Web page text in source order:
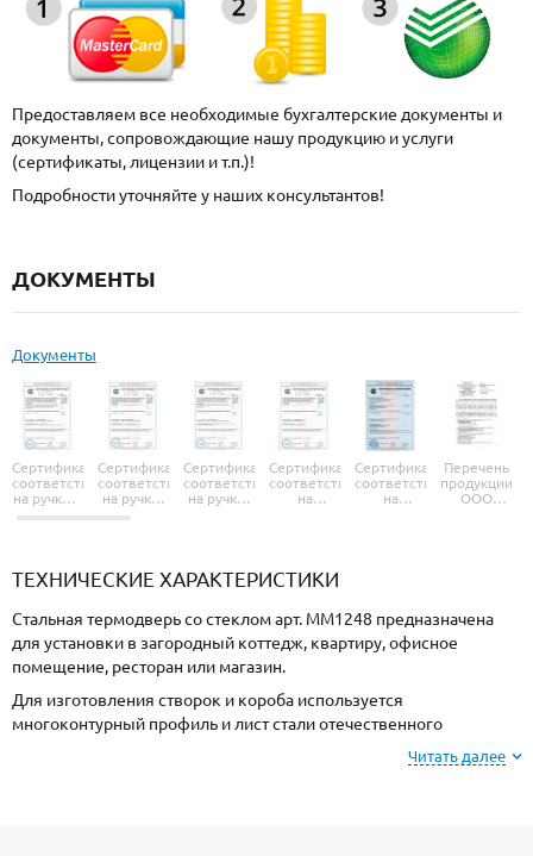
Предоставляем все необходимые бухгалтерские документы и
документы, сопровождающие нашу продукцию и услуги
(сертификаты, лицензии и т.п.)!
Подробности уточняйте у наших консультантов!
ДОКУМЕНТЫ
Документы
Сертификат
соответствия
на ручки и
броненакладки
Сертификат
соответствия
на ручки-
защелки
Сертификат
соответствия
на ручки-
Сертификат
соответствия
на
Сертификат
соответствия
на
Перечень
продукции
ООО
ТЕХНИЧЕСКИЕ ХАРАКТЕРИСТИКИ
Стальная термодверь со стеклом арт. ММ1248 предназначена
для установки в загородный коттедж, квартиру, офисное
помещение, ресторан или магазин.
Для изготовления створок и короба используется
многоконтурный профиль и лист стали отечественного
производства, сечением 2 мм. Готовая конструкция имеет
повышенную прочность и устойчивость к силовому взлому.
Читать далее